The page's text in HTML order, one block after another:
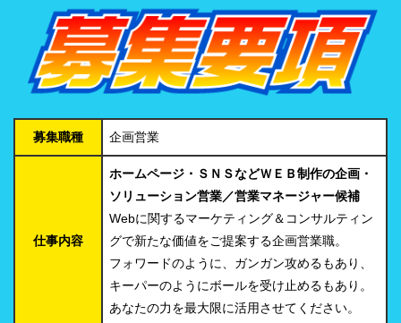
募集職種 企画営業
仕事内容
ホームページ・ＳＮＳなどＷＥＢ制作の企画・
ソリューション営業／営業マネージャー候補
Webに関するマーケティング＆コンサルティン
グで新たな価値をご提案する企画営業職。
フォワードのように、ガンガン攻めるもあり、
キーパーのようにボールを受け止めるもあり。
あなたの力を最大限に活用させてください。